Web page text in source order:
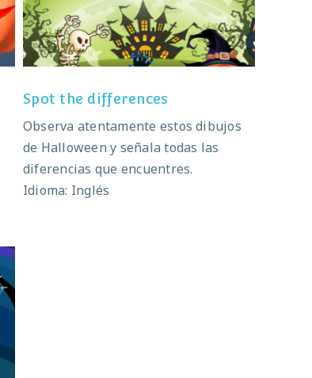
Spot the differences
Observa atentamente estos dibujos
de Halloween y señala todas las
diferencias que encuentres.
Idioma: Inglés